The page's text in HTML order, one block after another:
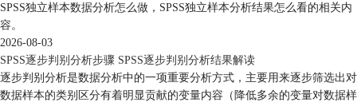
SPSS独立样本数据分析怎么做，SPSS独立样本分析结果怎么看的相关内
容。
2026-08-03
SPSS逐步判别分析步骤 SPSS逐步判别分析结果解读
逐步判别分析是数据分析中的一项重要分析方式，主要用来逐步筛选出对
数据样本的类别区分有着明显贡献的变量内容（降低多余的变量对数据样